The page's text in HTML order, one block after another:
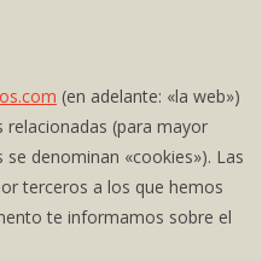
(en adelante: «la web»)
(para mayor
denominan «cookies»). Las
terceros a los que hemos
te informamos sobre el